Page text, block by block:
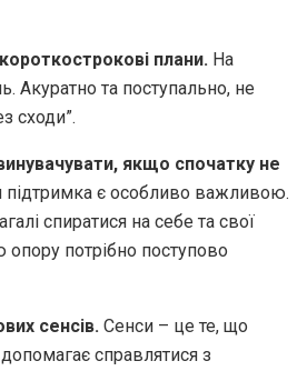
плани. На
Акуратно та поступально, не
сходи”.
якщо спочатку не
підтримка є особливо важливою.
спиратися на себе та свої
опору потрібно поступово
сенсів. Сенси – це те, що
справлятися з